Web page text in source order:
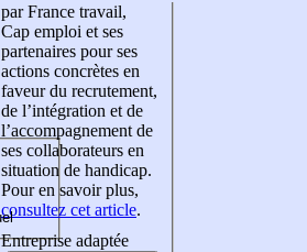
par France travail,
Cap emploi et ses
partenaires pour ses
actions concrètes en
faveur du recrutement,
de l’intégration et de
l’accompagnement de
ses collaborateurs en
situation de handicap.
Pour en savoir plus,
consultez cet article.
Entreprise adaptée